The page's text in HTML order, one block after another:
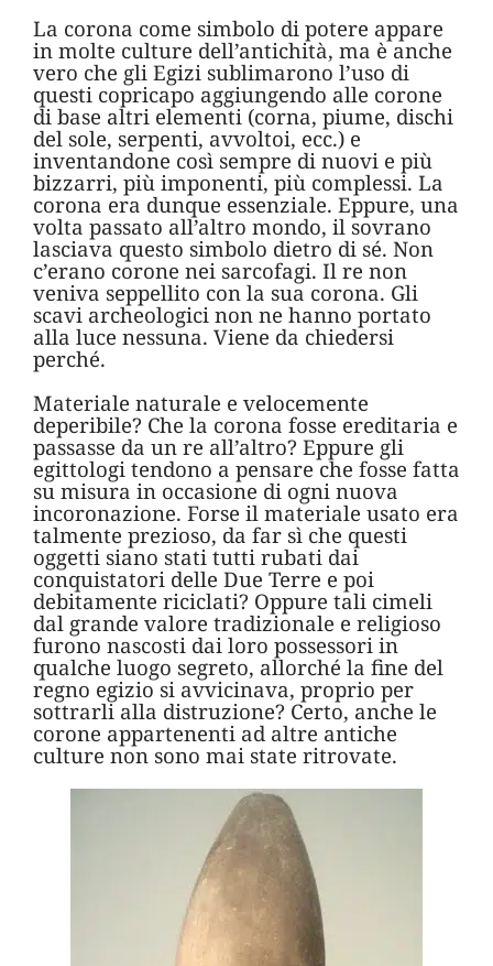
La corona come simbolo di potere appare
in molte culture dell’antichità, ma è anche
vero che gli Egizi sublimarono l’uso di
questi copricapo aggiungendo alle corone
di base altri elementi (corna, piume, dischi
del sole, serpenti, avvoltoi, ecc.) e
inventandone così sempre di nuovi e più
bizzarri, più imponenti, più complessi. La
corona era dunque essenziale. Eppure, una
volta passato all’altro mondo, il sovrano
lasciava questo simbolo dietro di sé. Non
c’erano corone nei sarcofagi. Il re non
veniva seppellito con la sua corona. Gli
scavi archeologici non ne hanno portato
alla luce nessuna. Viene da chiedersi
perché.
Materiale naturale e velocemente
deperibile? Che la corona fosse ereditaria e
passasse da un re all’altro? Eppure gli
egittologi tendono a pensare che fosse fatta
su misura in occasione di ogni nuova
incoronazione. Forse il materiale usato era
talmente prezioso, da far sì che questi
oggetti siano stati tutti rubati dai
conquistatori delle Due Terre e poi
debitamente riciclati? Oppure tali cimeli
dal grande valore tradizionale e religioso
furono nascosti dai loro possessori in
qualche luogo segreto, allorché la fine del
regno egizio si avvicinava, proprio per
sottrarli alla distruzione? Certo, anche le
corone appartenenti ad altre antiche
culture non sono mai state ritrovate.